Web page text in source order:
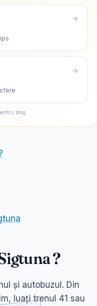
blog
?
și autobuzul. Din
luați trenul 41 sau